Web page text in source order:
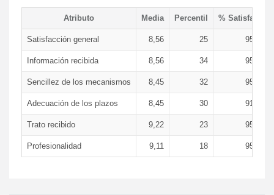
Atributo Media Percentil % Satisfacción
Satisfacción general 8,56 25 95,57 %
Información recibida 8,56 34 95,57 %
Sencillez de los mecanismos 8,45 32 95,57 %
Adecuación de los plazos 8,45 30 91,14 %
Trato recibido 9,22 23 95,57 %
Profesionalidad 9,11 18 95,57 %